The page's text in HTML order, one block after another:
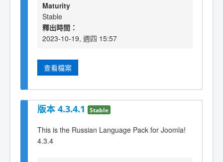
Maturity
Stable
釋出時間：
2023-10-19, 週四 15:57
查看檔案
版本 4.3.4.1 Stable
This is the Russian Language Pack for Joomla!
4.3.4